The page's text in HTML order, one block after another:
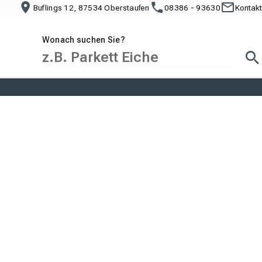
Buflings 12, 87534 Oberstaufen 08386 - 93630 Kontakt
Wonach suchen Sie?